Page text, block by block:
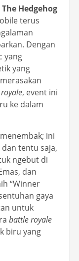
Hedgehog
terus
Dengan
yang
yang
, event ini
ke dalam
ini
tentu saja,
ngebut di
dan
“Winner
gaya
untuk
battle royale
biru yang